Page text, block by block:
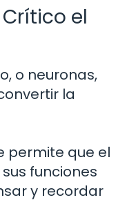
el
o neuronas,
la
permite que el
funciones
y recordar